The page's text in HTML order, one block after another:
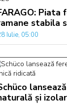
stabila
Iulie, 05:00
și